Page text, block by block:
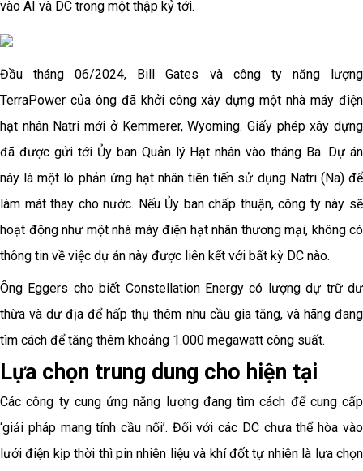
vào AI và DC trong một thập kỷ tới.
Đầu tháng 06/2024, Bill Gates và công ty năng lượng
TerraPower của ông đã khởi công xây dựng một nhà máy điện
hạt nhân Natri mới ở Kemmerer, Wyoming. Giấy phép xây dựng
đã được gửi tới Ủy ban Quản lý Hạt nhân vào tháng Ba. Dự án
này là một lò phản ứng hạt nhân tiên tiến sử dụng Natri (Na) để
làm mát thay cho nước. Nếu Ủy ban chấp thuận, công ty này sẽ
hoạt động như một nhà máy điện hạt nhân thương mại, không có
thông tin về việc dự án này được liên kết với bất kỳ DC nào.
Ông Eggers cho biết Constellation Energy có lượng dự trữ dư
thừa và dư địa để hấp thụ thêm nhu cầu gia tăng, và hãng đang
tìm cách để tăng thêm khoảng 1.000 megawatt công suất.
Lựa chọn trung dung cho hiện tại
Các công ty cung ứng năng lượng đang tìm cách để cung cấp
‘giải pháp mang tính cầu nối’. Đối với các DC chưa thể hòa vào
lưới điện kịp thời thì pin nhiên liệu và khí đốt tự nhiên là lựa chọn